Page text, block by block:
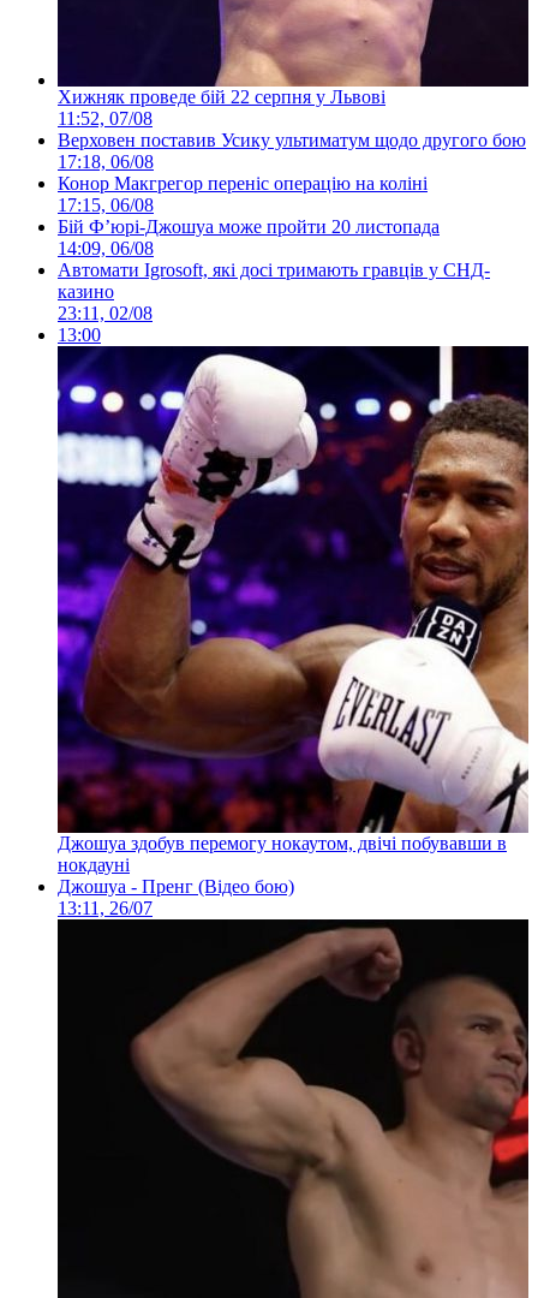
Хижняк проведе бій 22 серпня у Львові
11:52, 07/08
Верховен поставив Усику ультиматум щодо другого бою
17:18, 06/08
Конор Макгрегор переніс операцію на коліні
17:15, 06/08
Бій Ф’юрі-Джошуа може пройти 20 листопада
14:09, 06/08
Автомати Igrosoft, які досі тримають гравців у СНД-
казино
23:11, 02/08
13:00
Джошуа здобув перемогу нокаутом, двічі побувавши в
нокдауні
Джошуа - Пренг (Відео бою)
13:11, 26/07